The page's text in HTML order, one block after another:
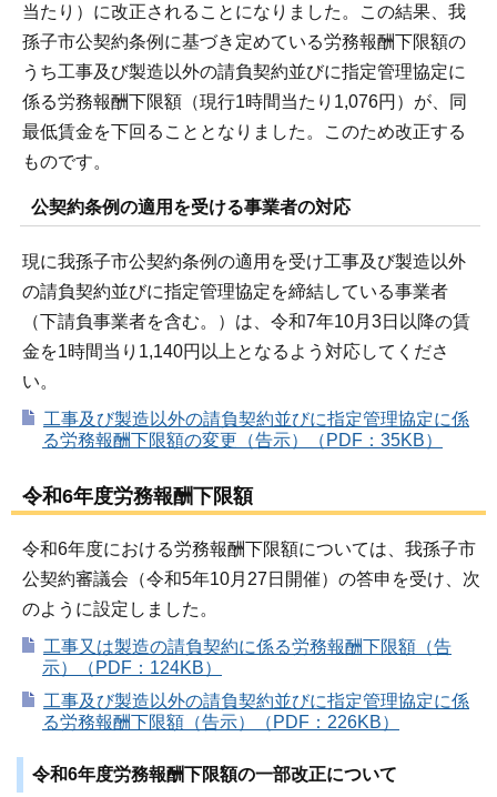
当たり）に改正されることになりました。この結果、我
孫子市公契約条例に基づき定めている労務報酬下限額の
うち工事及び製造以外の請負契約並びに指定管理協定に
係る労務報酬下限額（現行1時間当たり1,076円）が、同
最低賃金を下回ることとなりました。このため改正する
ものです。
公契約条例の適用を受ける事業者の対応
現に我孫子市公契約条例の適用を受け工事及び製造以外
の請負契約並びに指定管理協定を締結している事業者
（下請負事業者を含む。）は、令和7年10月3日以降の賃
金を1時間当り1,140円以上となるよう対応してくださ
い。
工事及び製造以外の請負契約並びに指定管理協定に係
る労務報酬下限額の変更（告示）（PDF：35KB）
令和6年度労務報酬下限額
令和6年度における労務報酬下限額については、我孫子市
公契約審議会（令和5年10月27日開催）の答申を受け、次
のように設定しました。
工事又は製造の請負契約に係る労務報酬下限額（告
示）（PDF：124KB）
工事及び製造以外の請負契約並びに指定管理協定に係
る労務報酬下限額（告示）（PDF：226KB）
令和6年度労務報酬下限額の一部改正について